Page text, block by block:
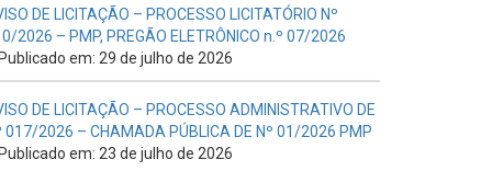
DE LICITAÇÃO – PROCESSO LICITATÓRIO Nº
2026 – PMP, PREGÃO ELETRÔNICO n.º 07/2026
Publicado em: 29 de julho de 2026
DE LICITAÇÃO – PROCESSO ADMINISTRATIVO DE
017/2026 – CHAMADA PÚBLICA DE Nº 01/2026 PMP
Publicado em: 23 de julho de 2026